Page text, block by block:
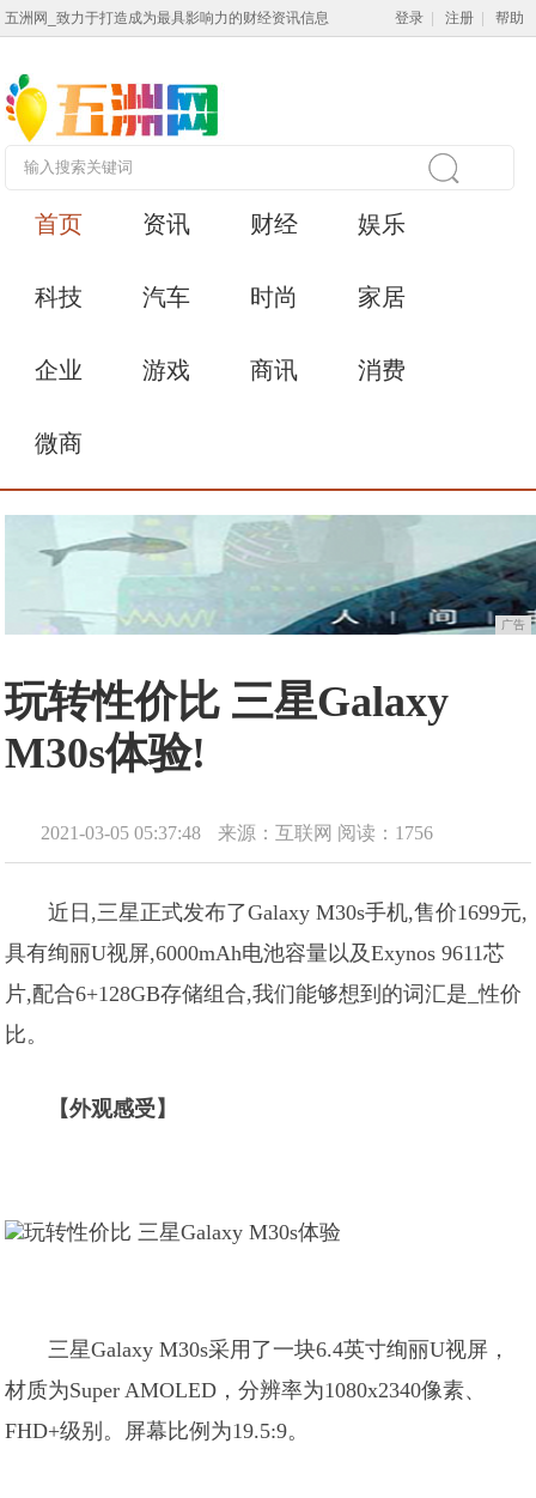
五洲网_致力于打造成为最具影响力的财经资讯信息 登录 注册 帮助
首页 资讯 财经 娱乐
科技 汽车 时尚 家居
企业 游戏 商讯 消费
微商
广告
玩转性价比 三星Galaxy
M30s体验!
2021-03-05 05:37:48 来源：互联网 阅读：1756
近日,三星正式发布了Galaxy M30s手机,售价1699元,
具有绚丽U视屏,6000mAh电池容量以及Exynos 9611芯
片,配合6+128GB存储组合,我们能够想到的词汇是_性价
比。
【外观感受】
三星Galaxy M30s采用了一块6.4英寸绚丽U视屏，
材质为Super AMOLED，分辨率为1080x2340像素、
FHD+级别。屏幕比例为19.5:9。